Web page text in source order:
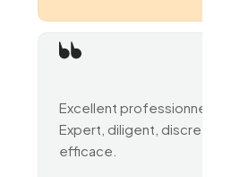
Excellent professionnel.
Expert, diligent, discret et
efficace.